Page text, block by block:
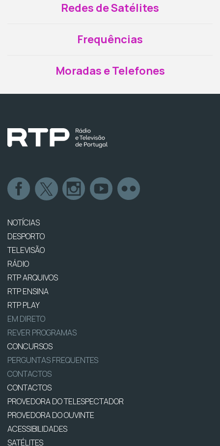
Redes de Satélites
Frequências
Moradas e Telefones
NOTÍCIAS
DESPORTO
TELEVISÃO
RÁDIO
RTP ARQUIVOS
RTP ENSINA
RTP PLAY
EM DIRETO
REVER PROGRAMAS
CONCURSOS
PERGUNTAS FREQUENTES
CONTACTOS
CONTACTOS
PROVEDORA DO TELESPECTADOR
PROVEDORA DO OUVINTE
ACESSIBILIDADES
SATÉLITES